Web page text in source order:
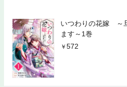
いつわりの花嫁 ～
ます～1巻
572